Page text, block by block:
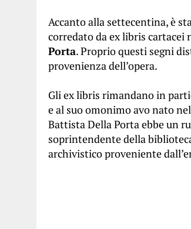
Accanto alla settecentina, è
corredato da ex libris
Porta. Proprio questi segni
provenienza dell’opera.
Gli ex libris rimandano in
e al suo omonimo avo nato
Battista Della Porta ebbe un
soprintendente della
archivistico proveniente